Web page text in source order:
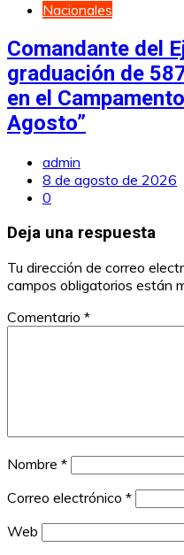
Nacionales
Comandante del
graduación de
en el
Agosto”
admin
8 de agosto de 2026
0
Deja una respuesta
Tu dirección de correo
campos obligatorios están
Comentario *
Nombre *
Correo electrónico *
Web